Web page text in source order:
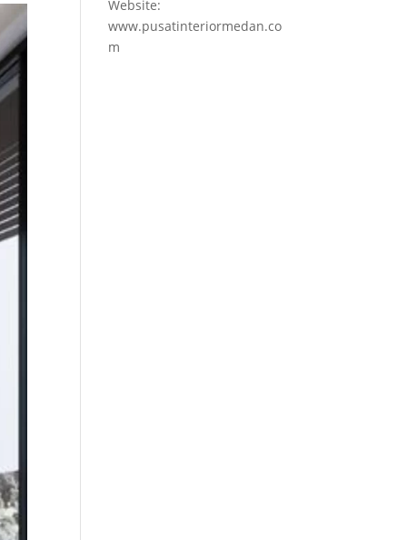
Website:
www.pusatinteriormedan.co
m